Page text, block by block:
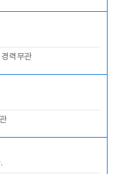
경력무관